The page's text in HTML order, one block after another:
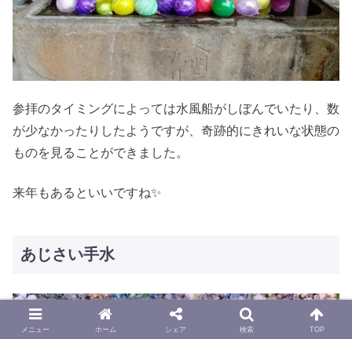
参拝のタイミングによっては水風船がしぼんでいたり、数
が少なかったりしたようですが、奇跡的にきれいな状態の
ものを見ることができました。
来年もあるといいですね✨
あじさい手水
メニュー ホーム シェア 検索 TOP